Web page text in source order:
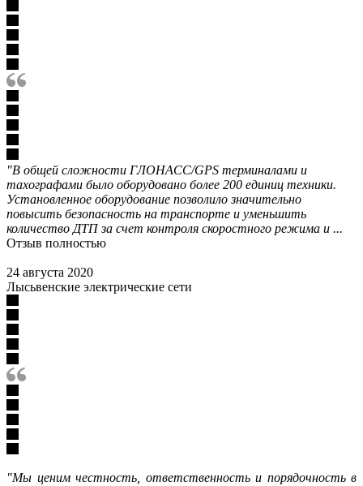
"В общей сложности ГЛОНАСС/GPS терминалами и
тахографами было оборудовано более 200 единиц техники.
Установленное оборудование позволило значительно
повысить безопасность на транспорте и уменьшить
количество ДТП за счет контроля скоростного режима и ...
Отзыв полностью
24 августа 2020
Лысьвенские электрические сети
"Мы ценим честность, ответственность и порядочность в